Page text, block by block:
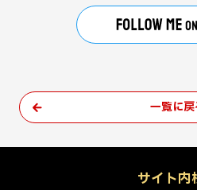
一覧に戻
サイト内